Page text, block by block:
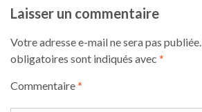
Laisser un commentaire
Votre adresse e-mail ne sera pas publiée.
obligatoires sont indiqués avec *
Commentaire*